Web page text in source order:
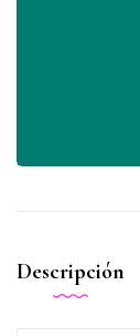
Descripción